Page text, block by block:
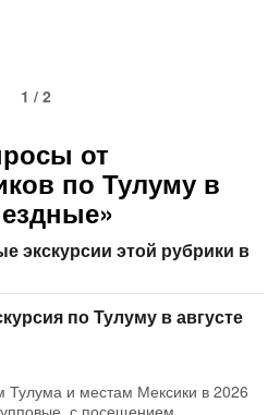
1 / 2
от
по Тулуму в
экскурсии этой рубрики в
по Тулуму в августе
Тулума и местам Мексики в 2026
с посещением